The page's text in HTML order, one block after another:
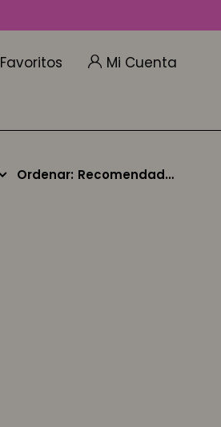
Favoritos
Recomendados